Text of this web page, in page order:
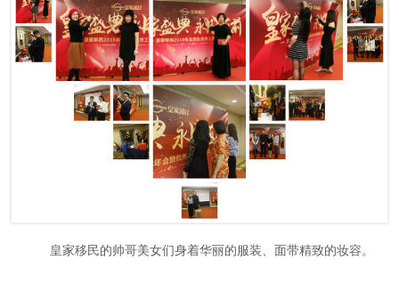
皇家移民的帅哥美女们身着华丽的服装、面带精致的妆容。